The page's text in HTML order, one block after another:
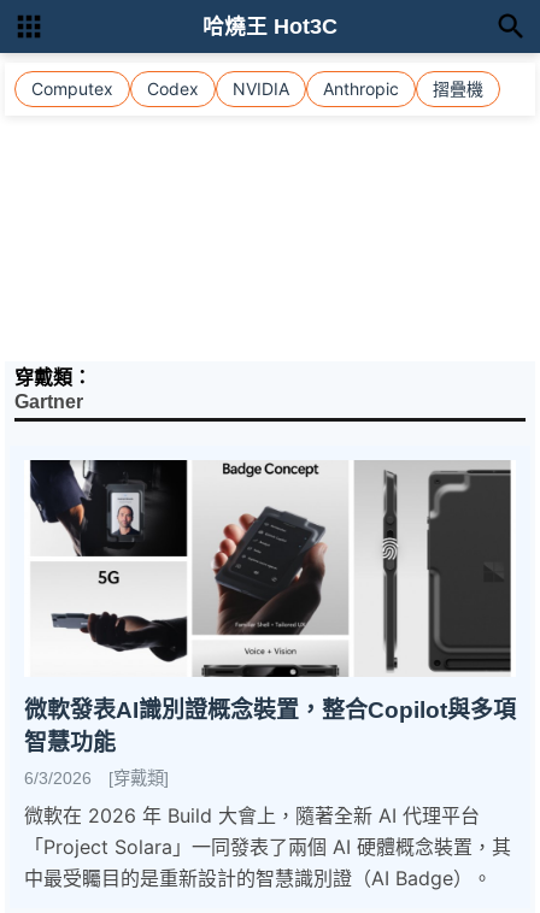
Computex Codex NVIDIA Anthropic 摺疊機
哈燒王 Hot3C
穿戴類：
Gartner
微軟發表AI識別證概念裝置，整合Copilot與多項
智慧功能
6/3/2026 [穿戴類]
微軟在 2026 年 Build 大會上，隨著全新 AI 代理平台
「Project Solara」一同發表了兩個 AI 硬體概念裝置，其
中最受矚目的是重新設計的智慧識別證（AI Badge）。